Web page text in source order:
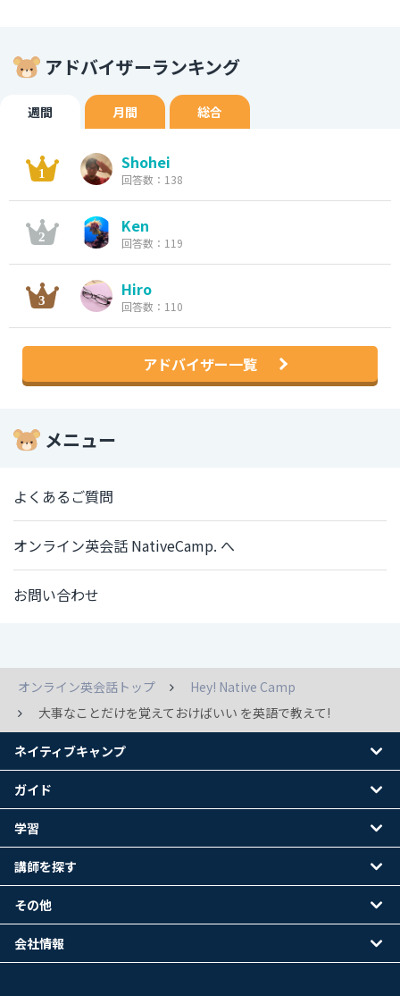
アドバイザーランキング
週間 月間 総合
Shohei
回答数：138
Ken
回答数：119
Hiro
回答数：110
アドバイザー一覧
メニュー
よくあるご質問
オンライン英会話 NativeCamp. へ
お問い合わせ
オンライン英会話トップ
Hey! Native Camp
大事なことだけを覚えておけばいい を英語で教えて!
ネイティブキャンプ
ガイド
学習
講師を探す
その他
会社情報